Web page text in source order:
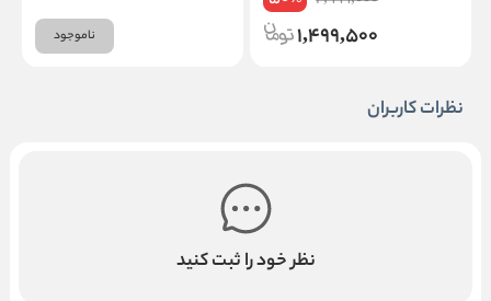
1,499,500 ناموجود
نظرات کاربران
نظر خود را ثبت کنید